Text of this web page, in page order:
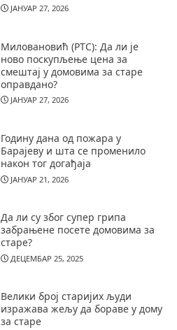
ЈАНУАР 27, 2026
Миловановић (РТС): Да ли је
ново поскупљење цена за
смештај у домовима за старе
оправдано?
ЈАНУАР 27, 2026
Годину дана од пожара у
Барајеву и шта се променило
након тог догађаја
ЈАНУАР 21, 2026
Да ли су због супер грипа
забрањене посете домовима за
старе?
ДЕЦЕМБАР 25, 2025
Велики број старијих људи
изражава жељу да бораве у дому
за старе